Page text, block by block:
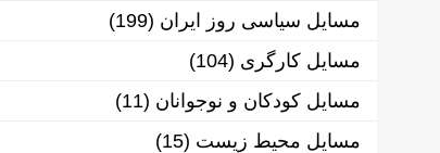
مسایل سیاسی روز ایران (199)
مسایل کارگری (104)
مسایل کودکان و نوجوانان (11)
مسایل محیط زیست (15)